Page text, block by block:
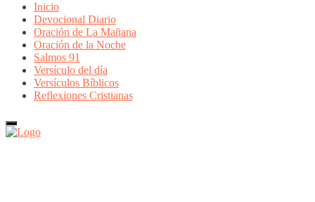
Inicio
Devocional Diario
Oración de La Mañana
Oración de la Noche
Salmos 91
Versículo del día
Versículos Bíblicos
Reflexiones Cristianas